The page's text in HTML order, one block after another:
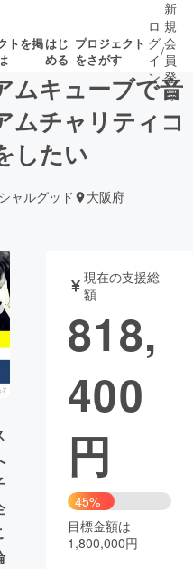
トを掲はじ
める
プロジェクト
をさがす
募集終了が近いプ
ロジェクト
ト
書籍・雑誌
チャレンジ
CAMPFIRE Creation
コミュニティ
ロ
グ
イ
ン
/
新
規
会
員
登
録
ムキューブで音
ムチャリティコ
したい
ャルグッド 大阪府
現在の支援総
額
818,
400
円
45%
目標金額は
1,800,000円